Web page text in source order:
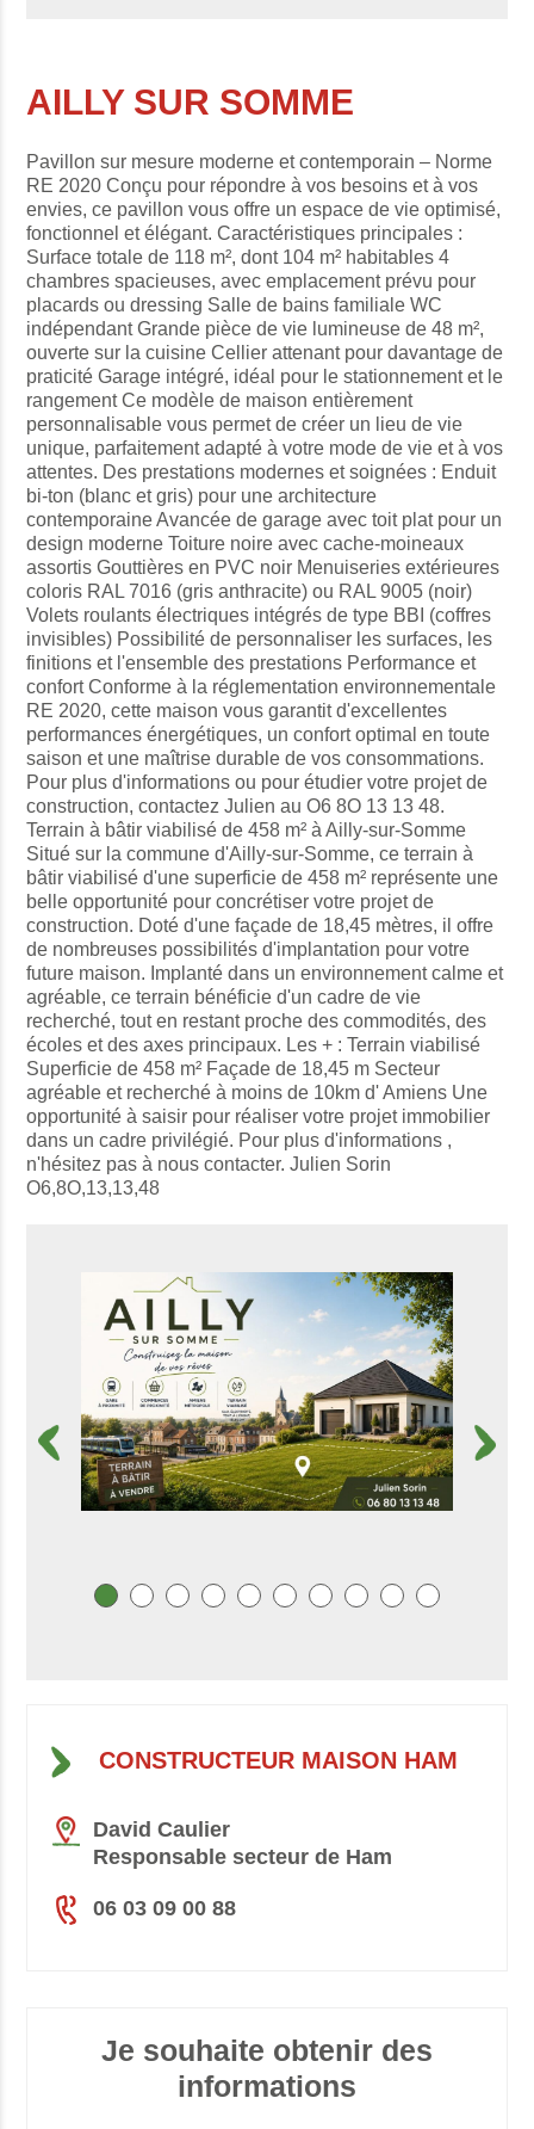
AILLY SUR SOMME
Pavillon sur mesure moderne et contemporain – Norme
RE 2020 Conçu pour répondre à vos besoins et à vos
envies, ce pavillon vous offre un espace de vie optimisé,
fonctionnel et élégant. Caractéristiques principales :
Surface totale de 118 m², dont 104 m² habitables 4
chambres spacieuses, avec emplacement prévu pour
placards ou dressing Salle de bains familiale WC
indépendant Grande pièce de vie lumineuse de 48 m²,
ouverte sur la cuisine Cellier attenant pour davantage de
praticité Garage intégré, idéal pour le stationnement et le
rangement Ce modèle de maison entièrement
personnalisable vous permet de créer un lieu de vie
unique, parfaitement adapté à votre mode de vie et à vos
attentes. Des prestations modernes et soignées : Enduit
bi-ton (blanc et gris) pour une architecture
contemporaine Avancée de garage avec toit plat pour un
design moderne Toiture noire avec cache-moineaux
assortis Gouttières en PVC noir Menuiseries extérieures
coloris RAL 7016 (gris anthracite) ou RAL 9005 (noir)
Volets roulants électriques intégrés de type BBI (coffres
invisibles) Possibilité de personnaliser les surfaces, les
finitions et l'ensemble des prestations Performance et
confort Conforme à la réglementation environnementale
RE 2020, cette maison vous garantit d'excellentes
performances énergétiques, un confort optimal en toute
saison et une maîtrise durable de vos consommations.
Pour plus d'informations ou pour étudier votre projet de
construction, contactez Julien au O6 8O 13 13 48.
Terrain à bâtir viabilisé de 458 m² à Ailly-sur-Somme
Situé sur la commune d'Ailly-sur-Somme, ce terrain à
bâtir viabilisé d'une superficie de 458 m² représente une
belle opportunité pour concrétiser votre projet de
construction. Doté d'une façade de 18,45 mètres, il offre
de nombreuses possibilités d'implantation pour votre
future maison. Implanté dans un environnement calme et
agréable, ce terrain bénéficie d'un cadre de vie
recherché, tout en restant proche des commodités, des
écoles et des axes principaux. Les + : Terrain viabilisé
Superficie de 458 m² Façade de 18,45 m Secteur
agréable et recherché à moins de 10km d' Amiens Une
opportunité à saisir pour réaliser votre projet immobilier
dans un cadre privilégié. Pour plus d'informations ,
n'hésitez pas à nous contacter. Julien Sorin
O6,8O,13,13,48
CONSTRUCTEUR MAISON HAM
David Caulier
Responsable secteur de Ham
06 03 09 00 88
Je souhaite obtenir des
informations